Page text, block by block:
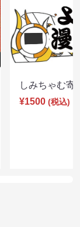
しみちゃむ
¥1500 (税込)